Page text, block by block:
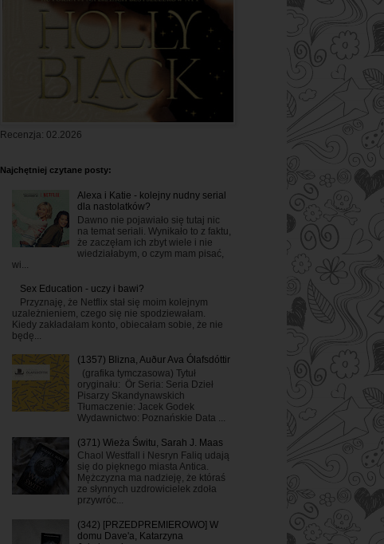
Recenzja: 02.2026
Najchętniej czytane posty:
Alexa i Katie - kolejny nudny serial
dla nastolatków?
Dawno nie pojawiało się tutaj nic
na temat seriali. Wynikało to z faktu,
że zaczęłam ich zbyt wiele i nie
wiedziałabym, o czym mam pisać,
wi...
Sex Education - uczy i bawi?
Przyznaję, że Netflix stał się moim kolejnym
uzależnieniem, czego się nie spodziewałam.
Kiedy zakładałam konto, obiecałam sobie, że nie
będę...
(1357) Blizna, Auður Ava Ólafsdóttir
(grafika tymczasowa) Tytuł
oryginału: Ör Seria: Seria Dzieł
Pisarzy Skandynawskich
Tłumaczenie: Jacek Godek
Wydawnictwo: Poznańskie Data ...
(371) Wieża Świtu, Sarah J. Maas
Chaol Westfall i Nesryn Faliq udają
się do pięknego miasta Antica.
Mężczyzna ma nadzieję, że któraś
ze słynnych uzdrowicielek zdoła
przywróc...
(342) [PRZEDPREMIEROWO] W
domu Dave'a, Katarzyna